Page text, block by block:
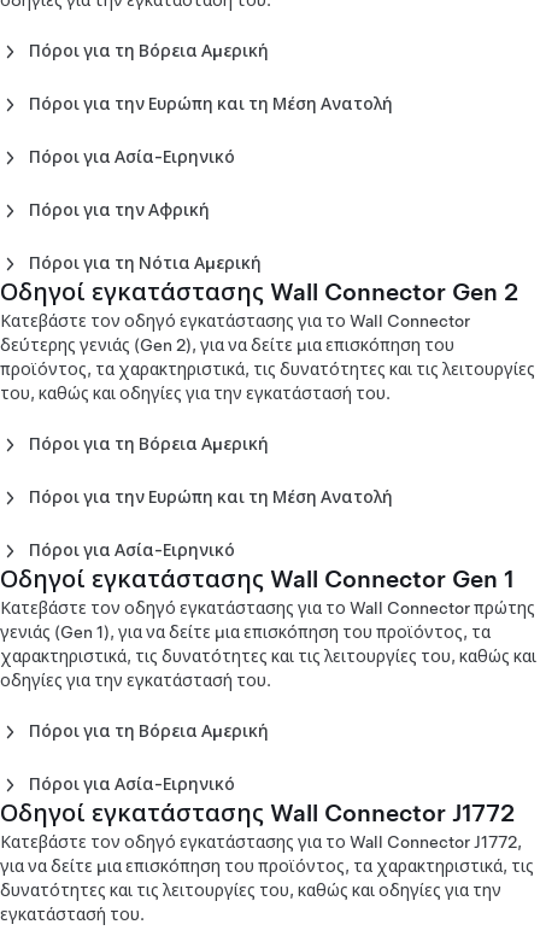
Πόροι για τη Βόρεια Αμερική
Αμερική (English)
Αμερική (Español)
Οδηγός εγκατάστασης Wall Connector Gen 3 - Βόρεια
Πόροι για την Ευρώπη και τη Μέση Ανατολή
(Čeština)
Οδηγός εγκατάστασης Wall Connector Gen 3 - Ευρώπη
Οδηγός εγκατάστασης Wall Connector Gen 3 - Ευρώπη
(English)
Οδηγός εγκατάστασης Wall Connector Gen 3 - Ευρώπη
(Español)
Οδηγός εγκατάστασης Wall Connector Gen 3 - Ευρώπη
(Français)
(Italiano)
(Lietuvių)
Οδηγός εγκατάστασης Wall Connector Gen 3 - Ευρώπη
(Norsk)
Οδηγός εγκατάστασης Wall Connector Gen 3 - Ευρώπη
(Polski)
Οδηγός εγκατάστασης Wall Connector Gen 3 - Ευρώπη
(Português)
(Slovenčina)
(Slovenski)
Οδηγός εγκατάστασης Wall Connector Gen 3 - Ευρώπη
(Suomi)
Οδηγός εγκατάστασης Wall Connector Gen 3 - Ευρώπη
(Svenska)
Οδηγός εγκατάστασης Wall Connector Gen 3 - Ευρώπη
(Türkçe)
Πόροι για Ασία-Ειρηνικό
Αυστραλία (English)
Οδηγός εγκατάστασης Wall Connector Gen 3 - Ιαπωνία
(日本)
Οδηγός εγκατάστασης Wall Connector Gen 3 - Κορέα (한
국어)
Οδηγός εγκατάστασης Wall Connector Gen 3 - Νέα
Ζηλανδία (English)
Σιγκαπούρη (English)
灣)
(ภาษาไทย)
Πόροι για την Αφρική
(اَلْعَرَبِيَّةُ)
Πόροι για τη Νότια Αμερική
Οδηγός εγκατάστασης Wall Connector Gen 3 - Χιλή
(Español)
Οδηγός εγκατάστασης Wall Connector Gen 3 - Κολομβία
(Español)
Οδηγοί εγκατάστασης Wall Connector Gen 2
Κατεβάστε τον οδηγό εγκατάστασης για το Wall Connector
δεύτερης γενιάς (Gen 2), για να δείτε μια επισκόπηση του
προϊόντος, τα χαρακτηριστικά, τις δυνατότητες και τις λειτουργίες
του, καθώς και οδηγίες για την εγκατάστασή του.
Πόροι για τη Βόρεια Αμερική
Αμερική (English)
Αμερική (Español)
Οδηγός εγκατάστασης Wall Connector Gen 2 - Βόρεια
Αμερική (Français)
Πόροι για την Ευρώπη και τη Μέση Ανατολή
(Čeština)
Οδηγός εγκατάστασης Wall Connector Gen 2 - Ευρώπη
(Dansk)
Οδηγός εγκατάστασης Wall Connector Gen 2 - Ευρώπη
(Deutsch)
Οδηγός εγκατάστασης Wall Connector Gen 2 - Ευρώπη
(English)
(Español)
(Français)
Οδηγός εγκατάστασης Wall Connector Gen 2 - Ευρώπη
(Italiano)
Οδηγός εγκατάστασης Wall Connector Gen 2 - Ευρώπη
(Nederlands)
Οδηγός εγκατάστασης Wall Connector Gen 2 - Ευρώπη
(Norsk)
Πόροι για Ασία-Ειρηνικό
Οδηγός εγκατάστασης Wall Connector Gen 2 -
Αυστραλία (English)
Οδηγός εγκατάστασης Wall Connector Gen 2 - Κίνα
(English)
Οδηγός εγκατάστασης Wall Connector Gen 2 - Κίνα (中
文)
Κονγκ (English)
Κονγκ (繁體中文)
Οδηγός εγκατάστασης Wall Connector Gen 2 - Ιαπωνία
(English)
Οδηγός εγκατάστασης Wall Connector Gen 2 - Ιαπωνία
(日本語)
Οδηγός εγκατάστασης Wall Connector Gen 2 - Κορέα
Οδηγοί εγκατάστασης Wall Connector Gen 1
Κατεβάστε τον οδηγό εγκατάστασης για το Wall Connector πρώτης
γενιάς (Gen 1), για να δείτε μια επισκόπηση του προϊόντος, τα
χαρακτηριστικά, τις δυνατότητες και τις λειτουργίες του, καθώς και
οδηγίες για την εγκατάστασή του.
Πόροι για τη Βόρεια Αμερική
-A ή -B) (English)
Οδηγός εγκατάστασης Wall Connector Gen 1 (αρ. είδους
-C ή -D) (English)
Πόροι για Ασία-Ειρηνικό
Οδηγός εγκατάστασης Wall Connector Gen 1 - Αυστραλία
(English)
Οδηγός εγκατάστασης Wall Connector Gen 1 - Κίνα (中文)
Οδηγός εγκατάστασης Wall Connector Gen 1 - Χονγκ
Κονγκ (繁體中文)
Οδηγός εγκατάστασης Wall Connector Gen 1 (αρ. είδους
Οδηγοί εγκατάστασης Wall Connector J1772
Κατεβάστε τον οδηγό εγκατάστασης για το Wall Connector J1772,
για να δείτε μια επισκόπηση του προϊόντος, τα χαρακτηριστικά, τις
δυνατότητες και τις λειτουργίες του, καθώς και οδηγίες για την
εγκατάστασή του.